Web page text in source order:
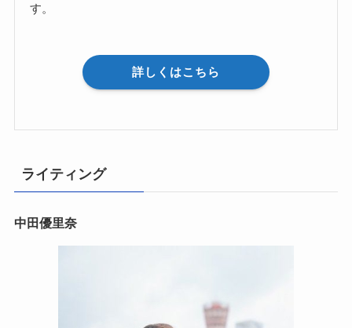
す。
詳しくはこちら
ライティング
中田優里奈